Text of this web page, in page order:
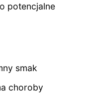
potencjalne
smak
choroby